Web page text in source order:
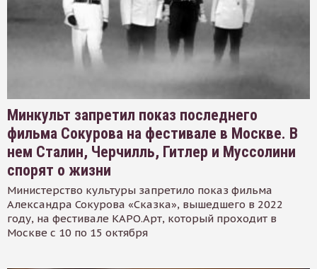
Минкульт запретил показ последнего
фильма Сокурова на фестивале в Москве. В
нем Сталин, Черчилль, Гитлер и Муссолини
спорят о жизни
Министерство культуры запретило показ фильма
Александра Сокурова «Сказка», вышедшего в 2022
году, на фестивале КАРО.Арт, который проходит в
Москве с 10 по 15 октября